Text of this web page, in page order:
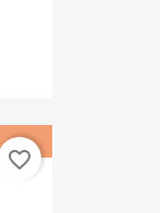
favorite_border